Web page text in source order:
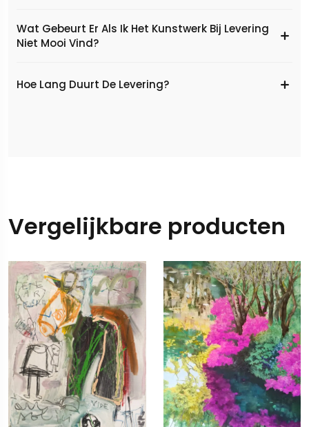
Wat Gebeurt Er Als Ik Het Kunstwerk Bij Levering
Niet Mooi Vind?
Hoe Lang Duurt De Levering?
Vergelijkbare producten